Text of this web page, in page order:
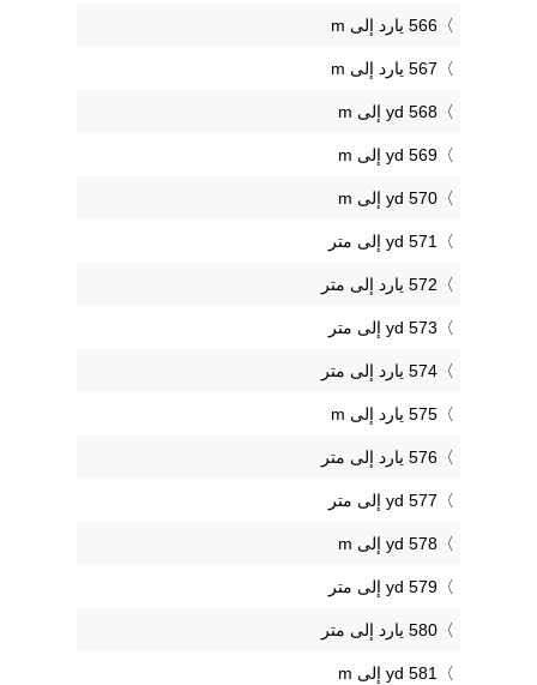
566 يارد إلى m
567 يارد إلى m
568 yd إلى m
569 yd إلى m
570 yd إلى m
571 yd إلى متر
572 يارد إلى متر
573 yd إلى متر
574 يارد إلى متر
575 يارد إلى m
576 يارد إلى متر
577 yd إلى متر
578 yd إلى m
579 yd إلى متر
580 يارد إلى متر
581 yd إلى m